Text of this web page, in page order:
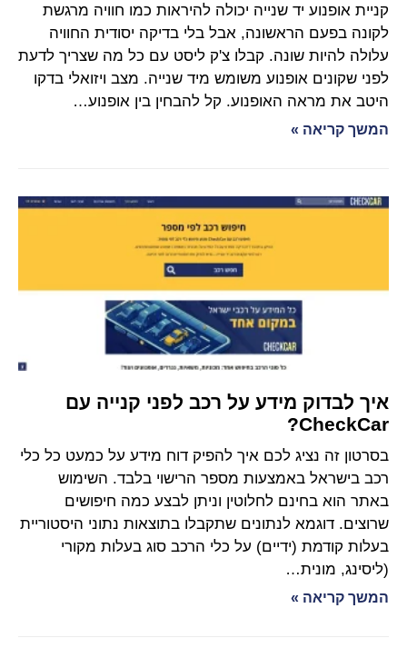
קניית אופנוע יד שנייה יכולה להיראות כמו חוויה מרגשת
לקונה בפעם הראשונה, אבל בלי בדיקה יסודית החוויה
עלולה להיות שונה. קבלו צ'ק ליסט עם כל מה שצריך לדעת
לפני שקונים אופנוע משומש מיד שנייה. מצב ויזואלי בדקו
היטב את מראה האופנוע. קל להבחין בין אופנוע…
המשך קריאה »
איך לבדוק מידע על רכב לפני קנייה עם
CheckCar‏?
בסרטון זה נציג לכם איך להפיק דוח מידע על כמעט כל כלי
רכב בישראל באמצעות מספר הרישוי בלבד. השימוש
באתר הוא בחינם לחלוטין וניתן לבצע כמה חיפושים
שרוצים. דוגמא לנתונים שתקבלו בתוצאות נתוני היסטוריית
בעלות קודמת (ידיים) על כלי הרכב סוג בעלות מקורי
(ליסינג, מונית…
המשך קריאה »